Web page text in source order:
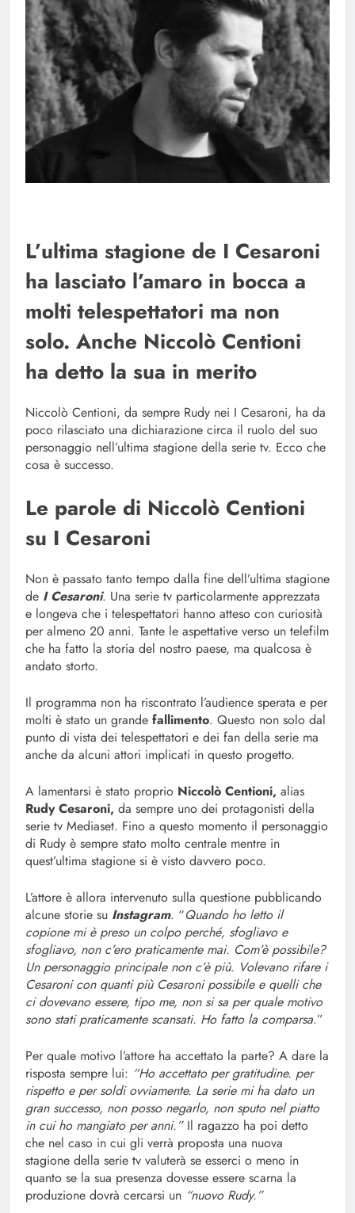
L’ultima stagione de I Cesaroni
ha lasciato l’amaro in bocca a
molti telespettatori ma non
solo. Anche Niccolò Centioni
ha detto la sua in merito
Niccolò Centioni, da sempre Rudy nei I Cesaroni, ha da
poco rilasciato una dichiarazione circa il ruolo del suo
personaggio nell’ultima stagione della serie tv. Ecco che
cosa è successo.
Le parole di Niccolò Centioni
su I Cesaroni
Non è passato tanto tempo dalla fine dell’ultima stagione
de I Cesaroni. Una serie tv particolarmente apprezzata
e longeva che i telespettatori hanno atteso con curiosità
per almeno 20 anni. Tante le aspettative verso un telefilm
che ha fatto la storia del nostro paese, ma qualcosa è
andato storto.
Il programma non ha riscontrato l’audience sperata e per
molti è stato un grande fallimento. Questo non solo dal
punto di vista dei telespettatori e dei fan della serie ma
anche da alcuni attori implicati in questo progetto.
A lamentarsi è stato proprio Niccolò Centioni, alias
Rudy Cesaroni, da sempre uno dei protagonisti della
serie tv Mediaset. Fino a questo momento il personaggio
di Rudy è sempre stato molto centrale mentre in
quest’ultima stagione si è visto davvero poco.
L’attore è allora intervenuto sulla questione pubblicando
alcune storie su Instagram. “Quando ho letto il
copione mi è preso un colpo perché, sfogliavo e
sfogliavo, non c’ero praticamente mai. Com’è possibile?
Un personaggio principale non c’è più. Volevano rifare i
Cesaroni con quanti più Cesaroni possibile e quelli che
ci dovevano essere, tipo me, non si sa per quale motivo
sono stati praticamente scansati. Ho fatto la comparsa.”
Per quale motivo l’attore ha accettato la parte? A dare la
risposta sempre lui: “Ho accettato per gratitudine. per
rispetto e per soldi ovviamente. La serie mi ha dato un
gran successo, non posso negarlo, non sputo nel piatto
in cui ho mangiato per anni.”Il ragazzo ha poi detto
che nel caso in cui gli verrà proposta una nuova
stagione della serie tv valuterà se esserci o meno in
quanto se la sua presenza dovesse essere scarna la
produzione dovrà cercarsi un “nuovo Rudy.”